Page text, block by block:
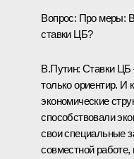
Вопрос: Про меры:
ставки ЦБ?
В.Путин: Ставки ЦБ
только ориентир. И
экономические
способствовали
свои специальные
совместной